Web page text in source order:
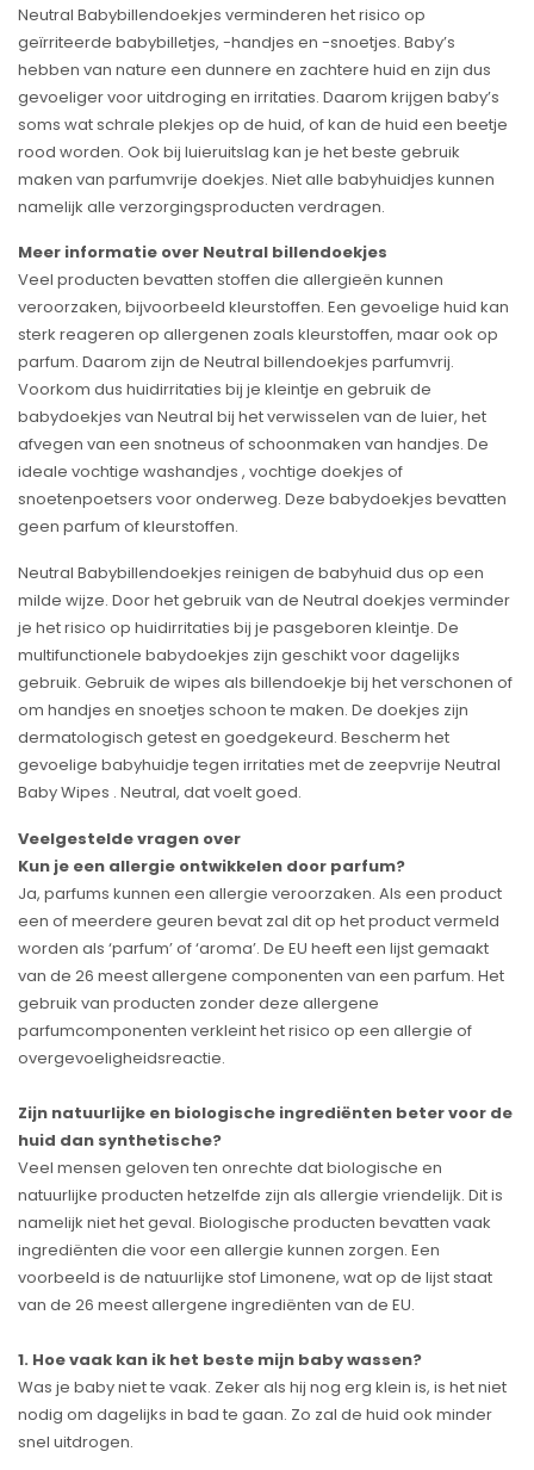
Neutral Babybillendoekjes verminderen het risico op
geïrriteerde babybilletjes, -handjes en -snoetjes. Baby’s
hebben van nature een dunnere en zachtere huid en zijn dus
gevoeliger voor uitdroging en irritaties. Daarom krijgen baby’s
soms wat schrale plekjes op de huid, of kan de huid een beetje
rood worden. Ook bij luieruitslag kan je het beste gebruik
maken van parfumvrije doekjes. Niet alle babyhuidjes kunnen
namelijk alle verzorgingsproducten verdragen.
Meer informatie over Neutral billendoekjes
Veel producten bevatten stoffen die allergieën kunnen
veroorzaken, bijvoorbeeld kleurstoffen. Een gevoelige huid kan
sterk reageren op allergenen zoals kleurstoffen, maar ook op
parfum. Daarom zijn de Neutral billendoekjes parfumvrij.
Voorkom dus huidirritaties bij je kleintje en gebruik de
babydoekjes van Neutral bij het verwisselen van de luier, het
afvegen van een snotneus of schoonmaken van handjes. De
ideale vochtige washandjes , vochtige doekjes of
snoetenpoetsers voor onderweg. Deze babydoekjes bevatten
geen parfum of kleurstoffen.
Neutral Babybillendoekjes reinigen de babyhuid dus op een
milde wijze. Door het gebruik van de Neutral doekjes verminder
je het risico op huidirritaties bij je pasgeboren kleintje. De
multifunctionele babydoekjes zijn geschikt voor dagelijks
gebruik. Gebruik de wipes als billendoekje bij het verschonen of
om handjes en snoetjes schoon te maken. De doekjes zijn
dermatologisch getest en goedgekeurd. Bescherm het
gevoelige babyhuidje tegen irritaties met de zeepvrije Neutral
Baby Wipes . Neutral, dat voelt goed.
Veelgestelde vragen over
Kun je een allergie ontwikkelen door parfum?
Ja, parfums kunnen een allergie veroorzaken. Als een product
een of meerdere geuren bevat zal dit op het product vermeld
worden als ‘parfum’ of ‘aroma’. De EU heeft een lijst gemaakt
van de 26 meest allergene componenten van een parfum. Het
gebruik van producten zonder deze allergene
parfumcomponenten verkleint het risico op een allergie of
overgevoeligheidsreactie.
Zijn natuurlijke en biologische ingrediënten beter voor de
huid dan synthetische?
Veel mensen geloven ten onrechte dat biologische en
natuurlijke producten hetzelfde zijn als allergie vriendelijk. Dit is
namelijk niet het geval. Biologische producten bevatten vaak
ingrediënten die voor een allergie kunnen zorgen. Een
voorbeeld is de natuurlijke stof Limonene, wat op de lijst staat
van de 26 meest allergene ingrediënten van de EU.
1. Hoe vaak kan ik het beste mijn baby wassen?
Was je baby niet te vaak. Zeker als hij nog erg klein is, is het niet
nodig om dagelijks in bad te gaan. Zo zal de huid ook minder
snel uitdrogen.